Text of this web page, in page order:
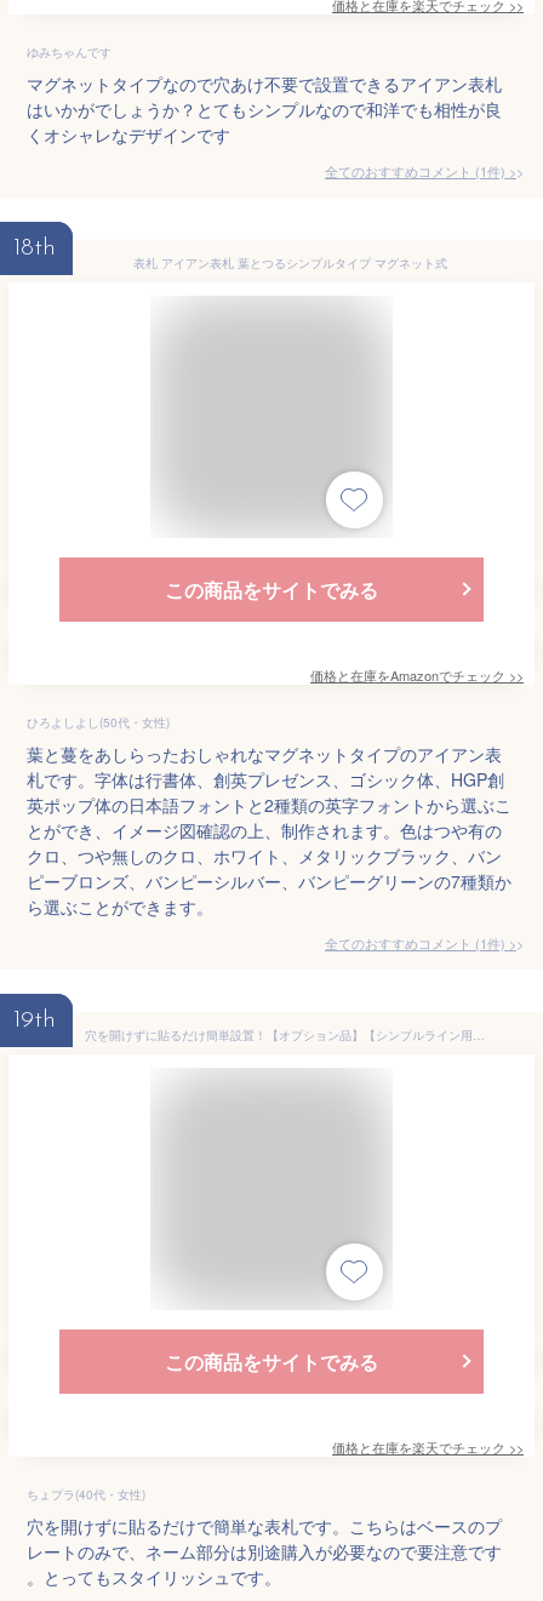
価格と在庫を楽天でチェック >>
ゆみちゃんです
マグネットタイプなので穴あけ不要で設置できるアイアン表札
はいかがでしょうか？とてもシンプルなので和洋でも相性が良
くオシャレなデザインです
全てのおすすめコメント (1件) >
18th
表札 アイアン表札 葉とつるシンプルタイプ マグネット式
この商品をサイトでみる
価格と在庫をAmazonでチェック >>
ひろよしよし(50代・女性)
葉と蔓をあしらったおしゃれなマグネットタイプのアイアン表
札です。字体は行書体、創英プレゼンス、ゴシック体、HGP創
英ポップ体の日本語フォントと2種類の英字フォントから選ぶこ
とができ、イメージ図確認の上、制作されます。色はつや有の
クロ、つや無しのクロ、ホワイト、メタリックブラック、バン
ピーブロンズ、バンピーシルバー、バンピーグリーンの7種類か
ら選ぶことができます。
全てのおすすめコメント (1件) >
19th
穴を開けずに貼るだけ簡単設置！【オプション品】【シンプルライン用】ベースプレートのみ(表札本体は別途ご購入下さい)＜プレートサイズ＞横幅240〜440mm
この商品をサイトでみる
価格と在庫を楽天でチェック >>
ちょプラ(40代・女性)
穴を開けずに貼るだけで簡単な表札です。こちらはベースのプ
レートのみで、ネーム部分は別途購入が必要なので要注意です
。とってもスタイリッシュです。